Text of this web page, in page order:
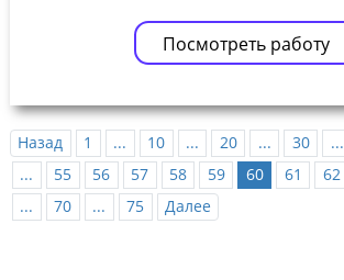
Посмотреть работу
Назад 1 ... 10 ... 20 ... 30 ...
...
55 56 57 58 59 60 61 62
...
70 ... 75 Далее